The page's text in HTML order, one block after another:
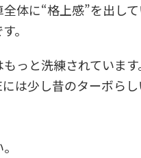
体に“格上感”を出して
。
っと洗練されています
は少し昔のターボら